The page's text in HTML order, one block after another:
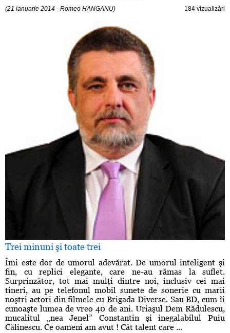
(21 ianuarie 2014 - Romeo HANGANU) 184 vizualizări
Trei minuni şi toate trei
Îmi este dor de umorul adevărat. De umorul inteligent şi
fin, cu replici elegante, care ne-au rămas la suflet.
Surprinzător, tot mai mulţi dintre noi, inclusiv cei mai
tineri, au pe telefonul mobil sunete de sonerie cu marii
noştri actori din filmele cu Brigada Diverse. Sau BD, cum îi
cunoaşte lumea de vreo 40 de ani. Uriaşul Dem Rădulescu,
mucalitul „nea Jenel” Constantin şi inegalabilul Puiu
Călinescu. Ce oameni am avut ! Cât talent care ...